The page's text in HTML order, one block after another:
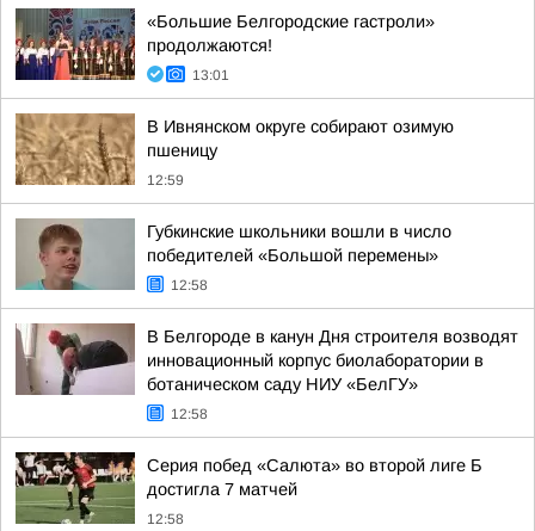
«Большие Белгородские гастроли»
продолжаются!
13:01
В Ивнянском округе собирают озимую
пшеницу
12:59
Губкинские школьники вошли в число
победителей «Большой перемены»
12:58
В Белгороде в канун Дня строителя возводят
инновационный корпус биолаборатории в
ботаническом саду НИУ «БелГУ»
12:58
Серия побед «Салюта» во второй лиге Б
достигла 7 матчей
12:58